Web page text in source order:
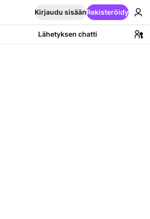
Kirjaudu sisäänRekisteröidy
Lähetyksen chatti